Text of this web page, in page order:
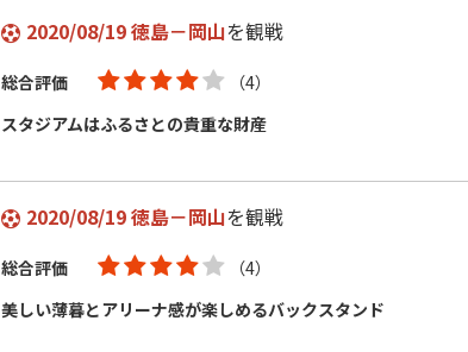
2020/08/19 徳島－岡山を観戦
総合評価
（4）
スタジアムはふるさとの貴重な財産
2020/08/19 徳島－岡山を観戦
総合評価
（4）
美しい薄暮とアリーナ感が楽しめるバックスタンド